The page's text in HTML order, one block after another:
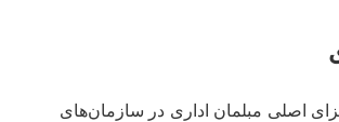
اصلی مبلمان اداری در سازمان‌های